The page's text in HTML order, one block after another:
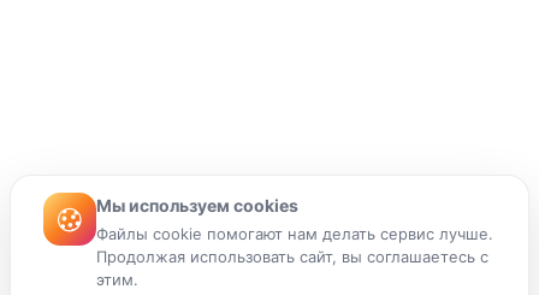
Мы используем cookies
Файлы cookie помогают нам делать сервис лучше.
Продолжая использовать сайт, вы соглашаетесь с
этим.